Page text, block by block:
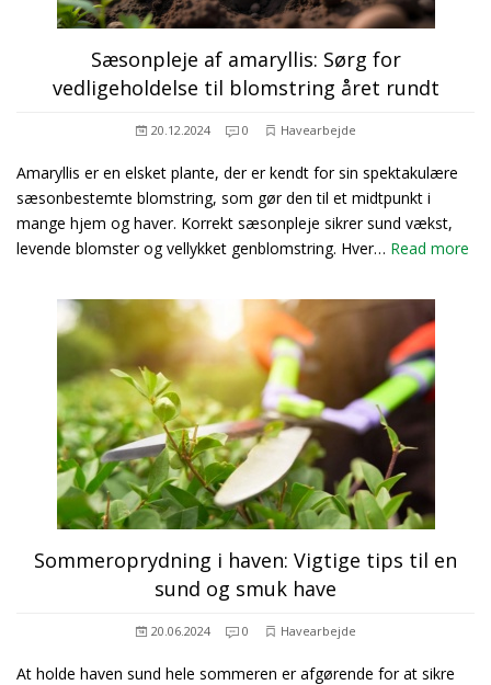
Sæsonpleje af amaryllis: Sørg for
vedligeholdelse til blomstring året rundt
20.12.2024 0 Havearbejde
Amaryllis er en elsket plante, der er kendt for sin spektakulære
sæsonbestemte blomstring, som gør den til et midtpunkt i
mange hjem og haver. Korrekt sæsonpleje sikrer sund vækst,
levende blomster og vellykket genblomstring. Hver… Read more
Sommeroprydning i haven: Vigtige tips til en
sund og smuk have
20.06.2024 0 Havearbejde
At holde haven sund hele sommeren er afgørende for at sikre